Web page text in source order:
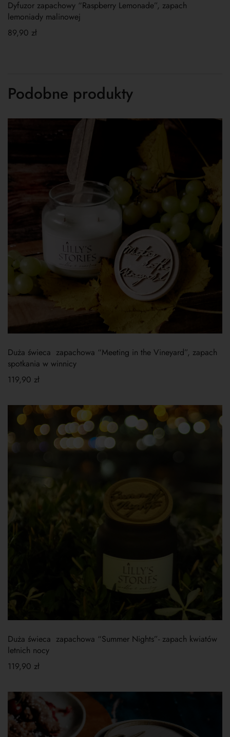
Dyfuzor zapachowy “Raspberry Lemonade”, zapach
lemoniady malinowej
89,90 zł
Podobne produkty
Duża świeca zapachowa “Meeting in the Vineyard”, zapach
spotkania w winnicy
119,90 zł
Duża świeca zapachowa “Summer Nights”- zapach kwiatów
letnich nocy
119,90 zł